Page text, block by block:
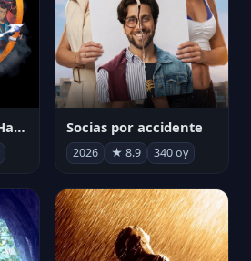
Avatar Aang: Son Havabükücü Socias por accidente
2026 ★ 8.9 340 oy